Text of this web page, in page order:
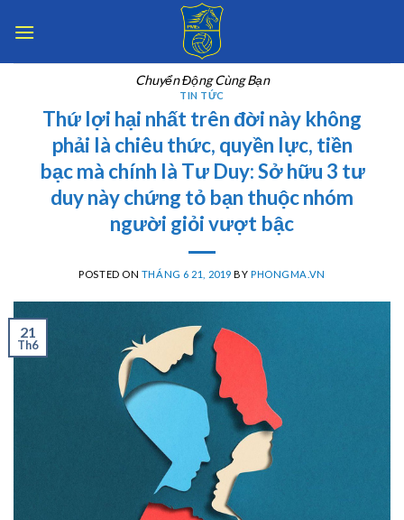
Chuyển Động Cùng Bạn
TIN TỨC
Thứ lợi hại nhất trên đời này không
phải là chiêu thức, quyền lực, tiền
bạc mà chính là Tư Duy: Sở hữu 3 tư
duy này chứng tỏ bạn thuộc nhóm
người giỏi vượt bậc
POSTED ON THÁNG 6 21, 2019 BYPHONGMA.VN
21
Th6